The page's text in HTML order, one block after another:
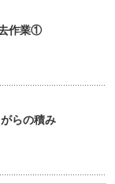
作業①
らの積み